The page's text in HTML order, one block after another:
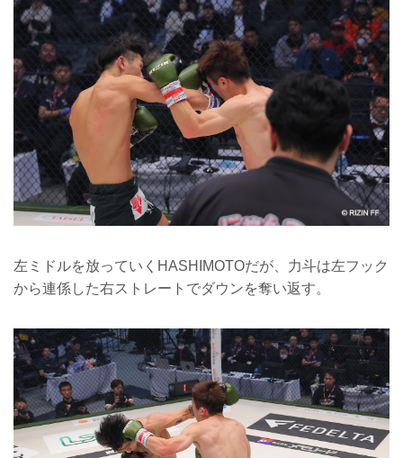
左ミドルを放っていくHASHIMOTOだが、力斗は左フック
から連係した右ストレートでダウンを奪い返す。